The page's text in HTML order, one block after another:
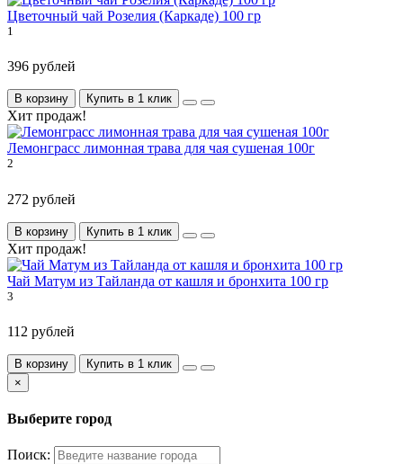
Цветочный чай Розелия (Каркаде) 100 гр
1
396 рублей
В корзину Купить в 1 клик
Хит продаж!
Лемонграсс лимонная трава для чая сушеная 100г
2
272 рублей
В корзину Купить в 1 клик
Хит продаж!
Чай Матум из Тайланда от кашля и бронхита 100 гр
3
112 рублей
В корзину
Купить в 1 клик
×
Выберите город
Поиск: